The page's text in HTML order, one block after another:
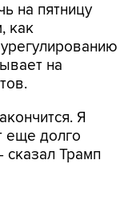
на пятницу
как
на
Я
еще долго
сказал Трамп